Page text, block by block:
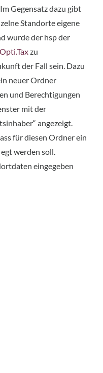
Gegensatz dazu gibt
Standorte eigene
wurde der hsp der
Opti.Taxzu
der Fall sein. Dazu
neuer Ordner
und Berechtigungen
mit der
angezeigt.
für diesen Ordner ein
werden soll.
eingegeben